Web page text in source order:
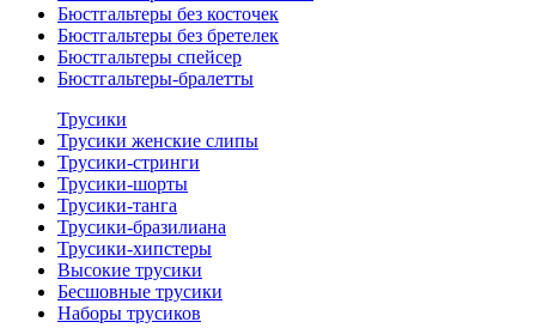
Бюстгальтеры без косточек
Бюстгальтеры без бретелек
Бюстгальтеры спейсер
Бюстгальтеры-бралетты
Трусики
Трусики женские слипы
Трусики-стринги
Трусики-шорты
Трусики-танга
Трусики-бразилиана
Трусики-хипстеры
Высокие трусики
Бесшовные трусики
Наборы трусиков